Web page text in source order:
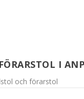
I
och förarstol